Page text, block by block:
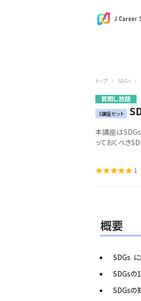
トップ SDGs
質問し放題
3講座セット
本講座は
っておくべき
1
概要
SDGs
SDGsの
SDGsの